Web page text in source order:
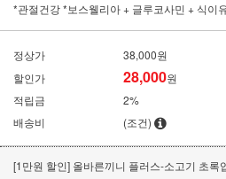
*관절건강 *보스웰리아 + 글루코사민 + 식이
정상가
38,000원
할인가
28,000원
적립금
2%
배송비
(조건)
[1만원 할인] 올바른끼니 플러스-소고기 초록